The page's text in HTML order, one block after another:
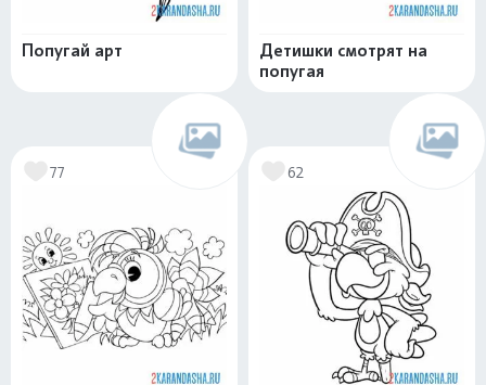
Попугай арт
Детишки смотрят на
попугая
77 62